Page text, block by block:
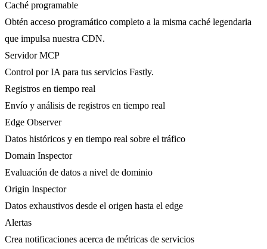
Caché programable
Obtén acceso programático completo a la misma caché legendaria
que impulsa nuestra CDN.
Servidor MCP
Control por IA para tus servicios Fastly.
Registros en tiempo real
Envío y análisis de registros en tiempo real
Edge Observer
Datos históricos y en tiempo real sobre el tráfico
Domain Inspector
Evaluación de datos a nivel de dominio
Origin Inspector
Datos exhaustivos desde el origen hasta el edge
Alertas
Crea notificaciones acerca de métricas de servicios